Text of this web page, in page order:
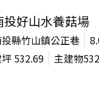
投好山水養菇場
縣竹山鎮公正巷
532.69 主建物